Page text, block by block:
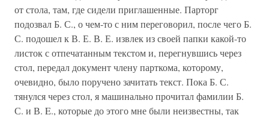
от стола, там, где сидели приглашенные. Парторг
подозвал Б. С., о чем-то с ним переговорил, после чего Б.
С. подошел к В. Е. В. Е. извлек из своей папки какой-то
листок с отпечатанным текстом и, перегнувшись через
стол, передал документ члену парткома, которому,
очевидно, было поручено зачитать текст. Пока Б. С.
тянулся через стол, я машинально прочитал фамилии Б.
С. и В. E., которые до этого мне были неизвестны, так